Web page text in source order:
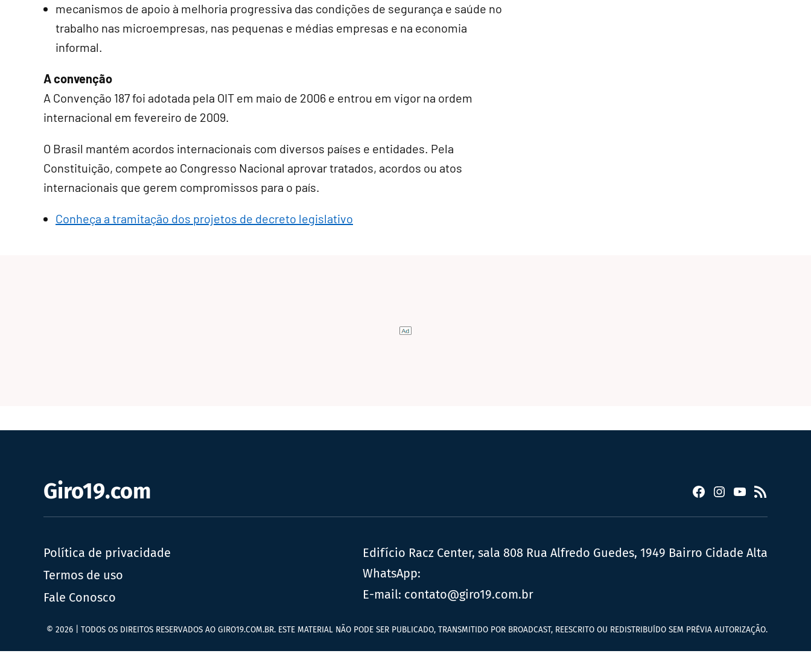
mecanismos de apoio à melhoria progressiva das condições de segurança e saúde no
trabalho nas microempresas, nas pequenas e médias empresas e na economia
informal.
A convenção
A Convenção 187 foi adotada pela OIT em maio de 2006 e entrou em vigor na ordem
internacional em fevereiro de 2009.
O Brasil mantém acordos internacionais com diversos países e entidades. Pela
Constituição, compete ao Congresso Nacional aprovar tratados, acordos ou atos
internacionais que gerem compromissos para o país.
Conheça a tramitação dos projetos de decreto legislativo
Giro19.com Facebook
Instagram
YouTube
RSS
Política de privacidade
Termos de uso
Fale Conosco
Edifício Racz Center, sala 808 Rua Alfredo Guedes, 1949 Bairro Cidade Alta
WhatsApp:
E-mail: contato@giro19.com.br
© 2026 | TODOS OS DIREITOS RESERVADOS AO GIRO19.COM.BR. ESTE MATERIAL NÃO PODE SER PUBLICADO, TRANSMITIDO POR BROADCAST, REESCRITO OU REDISTRIBUÍDO SEM PRÉVIA AUTORIZAÇÃO.